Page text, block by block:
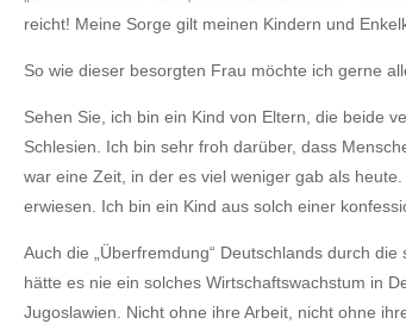
reicht! Meine Sorge gilt meinen Kindern und
So wie dieser besorgten Frau möchte ich gerne
Sehen Sie, ich bin ein Kind von Eltern, die beide
Schlesien. Ich bin sehr froh darüber, dass
war eine Zeit, in der es viel weniger gab als
erwiesen. Ich bin ein Kind aus solch einer
Auch die „Überfremdung“ Deutschlands durch
hätte es nie ein solches Wirtschaftswachstum in
Jugoslawien. Nicht ohne ihre Arbeit, nicht ohne